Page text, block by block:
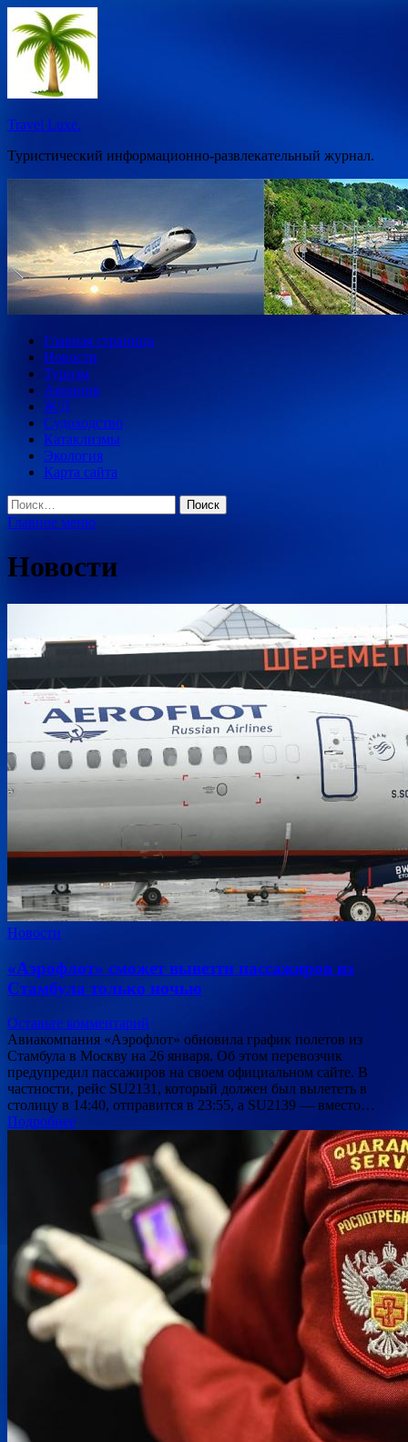
Перейти
к
содержимому
Travel Luxe.
Туристический информационно-развлекательный журнал.
Главная страница
Новости
Туризм
Авиация
Ж/Д
Судоходство
Катаклизмы
Экология
Карта сайта
Найти:
Главное меню
Новости
Новости
«Аэрофлот» сможет вывезти пассажиров из
Стамбула только ночью
Оставьте комментарий
Авиакомпания «Аэрофлот» обновила график полетов из
Стамбула в Москву на 26 января. Об этом перевозчик
предупредил пассажиров на своем официальном сайте. В
частности, рейс SU2131, который должен был вылететь в
столицу в 14:40, отправится в 23:55, а SU2139 — вместо…
Подробнее